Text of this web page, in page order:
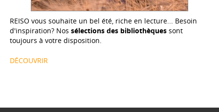
REISO vous souhaite un bel été, riche en lecture... Besoin
d'inspiration? Nos sélections des bibliothèques sont
toujours à votre disposition.
DÉCOUVRIR